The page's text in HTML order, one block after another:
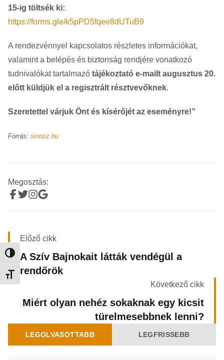
Nagy kontraszt váltása
Betűméret váltása
15-ig töltsék ki:
https://forms.gle/k5pPD5fqee8dUTuB9
A rendezvénnyel kapcsolatos részletes információkat,
valamint a belépés és biztonság rendjére vonatkozó
tudnivalókat tartalmazó tájékoztató e-mailt augusztus 20.
előtt küldjük el a regisztrált résztvevőknek.
Szeretettel várjuk Önt és kísérőjét az eseményre!”
Forrás: sinosz.hu
Megosztás:
Előző cikk
A Szív Bajnokait látták vendégül a
rendőrök
Következő cikk
Miért olyan nehéz sokaknak egy kicsit
türelmesebbnek lenni?
LEGOLVASOTTABB LEGFRISSEBB